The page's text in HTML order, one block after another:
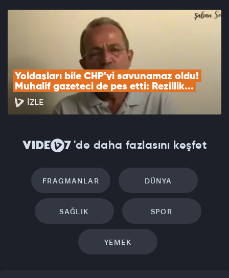
Yoldaşları bile CHP'yi savunamaz oldu!
Muhalif gazeteci de pes etti: Rezillik...
İZLE
'de daha fazlasını keşfet
FRAGMANLAR DÜNYA
SAĞLIK SPOR
YEMEK